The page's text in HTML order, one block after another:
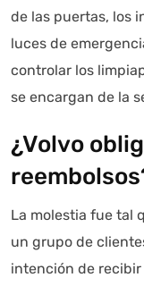
de las puertas, los
luces de
controlar los
se encargan de la
¿Volvo
La molestia fue tal
un grupo de
intención de